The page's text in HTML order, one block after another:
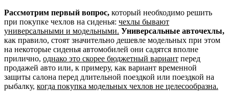
Рассмотрим первый вопрос, который необходимо решить
при покупке чехлов на сиденья: чехлы бывают
универсальными и модельными. Универсальные авточехлы,
как правило, стоят значительно дешевле модельных при этом
на некоторые сиденья автомобилей они садятся вполне
прилично, однако это скорее бюджетный вариант перед
продажей авто или, к примеру, как вариант временной
защиты салона перед длительной поездкой или поездкой на
рыбалку, когда покупка модельных чехлов не целесообразна.